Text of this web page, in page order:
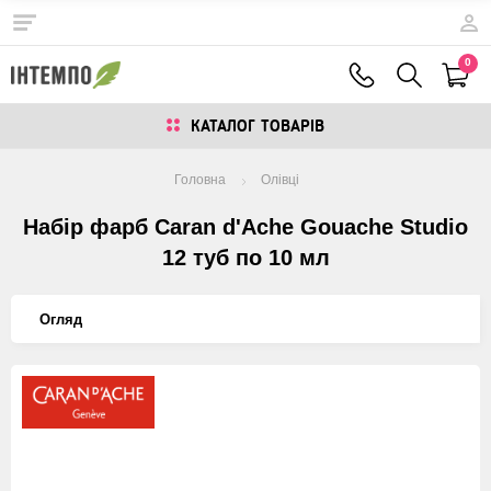
0
КАТАЛОГ ТОВАРIВ
Головна Олiвцi
Набір фарб Caran d'Ache Gouache Studio
12 туб по 10 мл
Огляд
Изображения
товаров